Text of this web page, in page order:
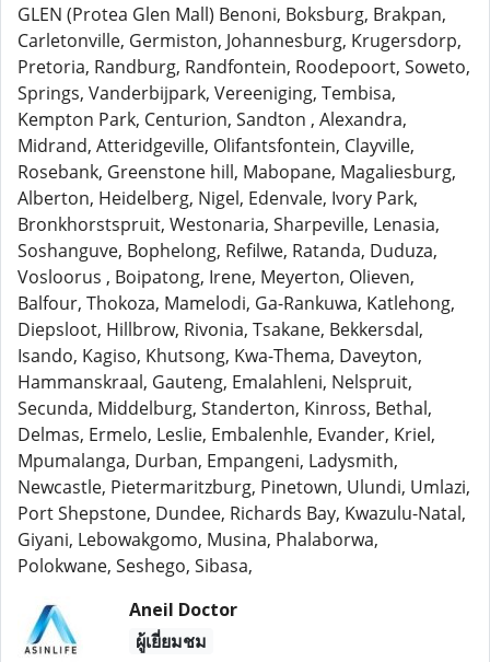
GLEN (Protea Glen Mall) Benoni, Boksburg, Brakpan,
Carletonville, Germiston, Johannesburg, Krugersdorp,
Pretoria, Randburg, Randfontein, Roodepoort, Soweto,
Springs, Vanderbijpark, Vereeniging, Tembisa,
Kempton Park, Centurion, Sandton , Alexandra,
Midrand, Atteridgeville, Olifantsfontein, Clayville,
Rosebank, Greenstone hill, Mabopane, Magaliesburg,
Alberton, Heidelberg, Nigel, Edenvale, Ivory Park,
Bronkhorstspruit, Westonaria, Sharpeville, Lenasia,
Soshanguve, Bophelong, Refilwe, Ratanda, Duduza,
Vosloorus , Boipatong, Irene, Meyerton, Olieven,
Balfour, Thokoza, Mamelodi, Ga-Rankuwa, Katlehong,
Diepsloot, Hillbrow, Rivonia, Tsakane, Bekkersdal,
Isando, Kagiso, Khutsong, Kwa-Thema, Daveyton,
Hammanskraal, Gauteng, Emalahleni, Nelspruit,
Secunda, Middelburg, Standerton, Kinross, Bethal,
Delmas, Ermelo, Leslie, Embalenhle, Evander, Kriel,
Mpumalanga, Durban, Empangeni, Ladysmith,
Newcastle, Pietermaritzburg, Pinetown, Ulundi, Umlazi,
Port Shepstone, Dundee, Richards Bay, Kwazulu-Natal,
Giyani, Lebowakgomo, Musina, Phalaborwa,
Polokwane, Seshego, Sibasa,
Aneil Doctor
ผู้เยี่ยมชม